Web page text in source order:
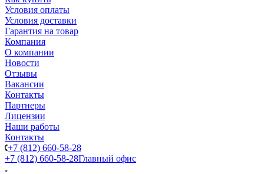
Условия оплаты
Условия доставки
Гарантия на товар
Компания
О компании
Новости
Отзывы
Вакансии
Контакты
Партнеры
Лицензии
Наши работы
Контакты
+7 (812) 660-58-28
+7 (812) 660-58-28Главный офис